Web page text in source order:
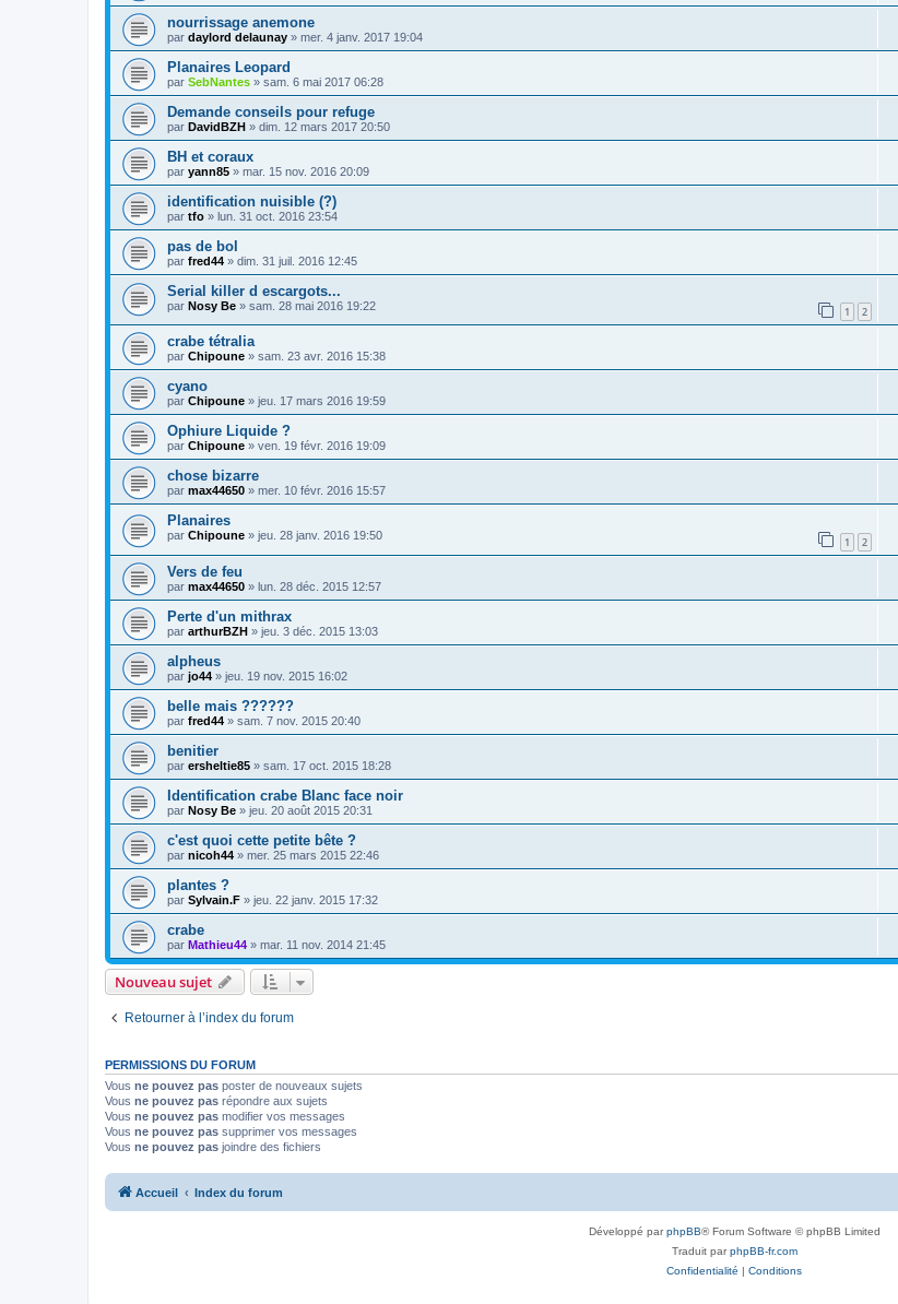
nourrissage anemone
par daylord delaunay » mer. 4 janv. 2017 19:04
Planaires Leopard
par SebNantes » sam. 6 mai 2017 06:28
Demande conseils pour refuge
par DavidBZH » dim. 12 mars 2017 20:50
BH et coraux
par yann85 » mar. 15 nov. 2016 20:09
identification nuisible (?)
par tfo » lun. 31 oct. 2016 23:54
pas de bol
par fred44 » dim. 31 juil. 2016 12:45
Serial killer d escargots...
par Nosy Be » sam. 28 mai 2016 19:22 1 2
crabe tétralia
par Chipoune » sam. 23 avr. 2016 15:38
cyano
par Chipoune » jeu. 17 mars 2016 19:59
Ophiure Liquide ?
par Chipoune » ven. 19 févr. 2016 19:09
chose bizarre
par max44650 » mer. 10 févr. 2016 15:57
Planaires
par Chipoune » jeu. 28 janv. 2016 19:50 1 2
Vers de feu
par max44650 » lun. 28 déc. 2015 12:57
Perte d'un mithrax
par arthurBZH » jeu. 3 déc. 2015 13:03
alpheus
par jo44 » jeu. 19 nov. 2015 16:02
belle mais ??????
par fred44 » sam. 7 nov. 2015 20:40
benitier
par ersheltie85 » sam. 17 oct. 2015 18:28
Identification crabe Blanc face noir
par Nosy Be » jeu. 20 août 2015 20:31
c'est quoi cette petite bête ?
par nicoh44 » mer. 25 mars 2015 22:46
plantes ?
par Sylvain.F » jeu. 22 janv. 2015 17:32
crabe
par Mathieu44 » mar. 11 nov. 2014 21:45
Nouveau sujet
Retourner à l’index du forum
PERMISSIONS DU FORUM
Vous ne pouvez pas poster de nouveaux sujets
Vous ne pouvez pas répondre aux sujets
Vous ne pouvez pas modifier vos messages
Vous ne pouvez pas supprimer vos messages
Vous ne pouvez pas joindre des fichiers
Accueil Index du forum
Développé parphpBB® Forum Software © phpBB Limited
Traduit parphpBB-fr.com
Confidentialité | Conditions